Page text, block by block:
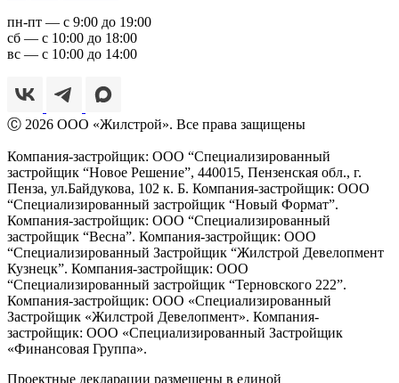
пн-пт — с 9:00 до 19:00
сб — с 10:00 до 18:00
вс — с 10:00 до 14:00
Ⓒ 2026 ООО «Жилстрой». Все права защищены
Компания-застройщик: ООО “Специализированный
застройщик “Новое Решение”, 440015, Пензенская обл., г.
Пенза, ул.Байдукова, 102 к. Б. Компания-застройщик: ООО
“Специализированный застройщик “Новый Формат”.
Компания-застройщик: ООО “Специализированный
застройщик “Весна”. Компания-застройщик: ООО
“Специализированный Застройщик “Жилстрой Девелопмент
Кузнецк”. Компания-застройщик: ООО
“Специализированный застройщик “Терновского 222”.
Компания-застройщик: ООО «Специализированный
Застройщик «Жилстрой Девелопмент». Компания-
застройщик: ООО «Специализированный Застройщик
«Финансовая Группа».
Проектные декларации размещены в единой